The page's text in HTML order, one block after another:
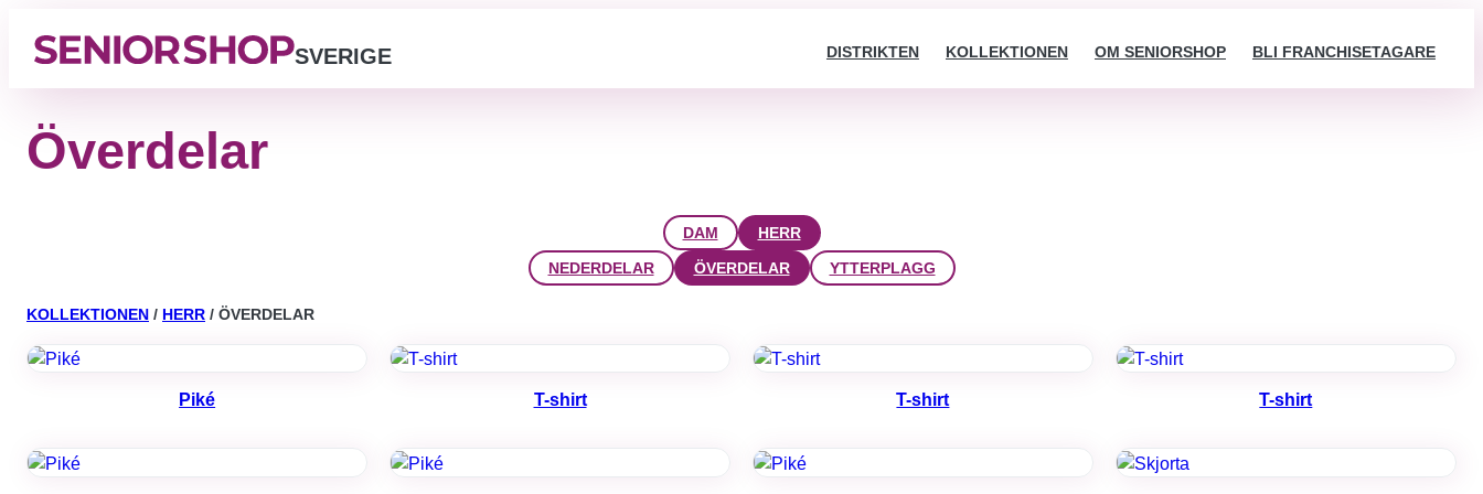
SVERIGE DISTRIKTEN KOLLEKTIONEN OM SENIORSHOP BLI FRANCHISETAGARE
Överdelar
DAM HERR
NEDERDELAR ÖVERDELAR YTTERPLAGG
KOLLEKTIONEN / HERR / ÖVERDELAR
Piké T-shirt T-shirt T-shirt